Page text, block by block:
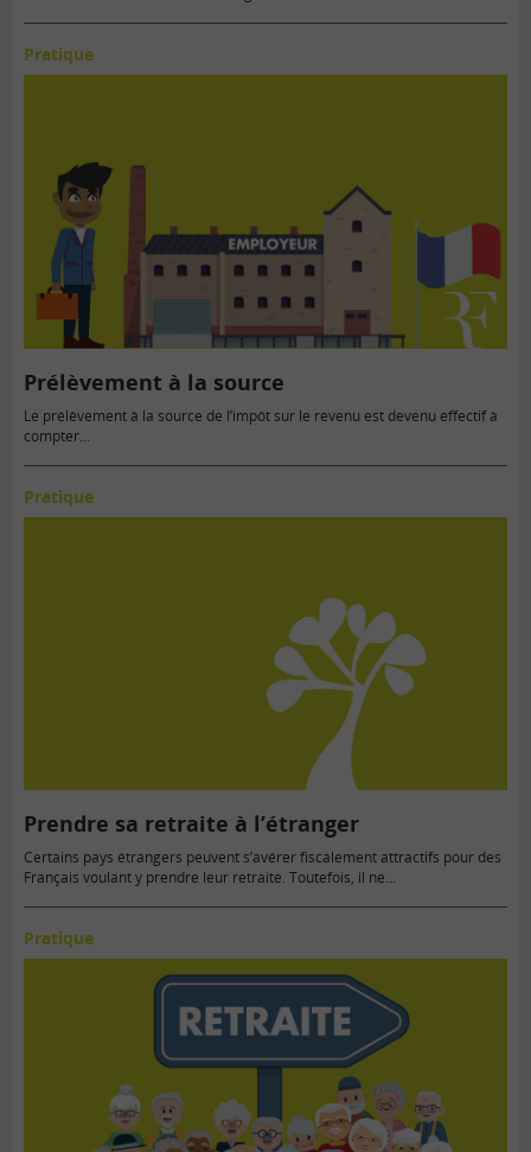
Pratique
Prélèvement à la source
Le prélèvement à la source de l’impôt sur le revenu est devenu effectif à
compter...
Pratique
Prendre sa retraite à l’étranger
Certains pays étrangers peuvent s’avérer fiscalement attractifs pour des
Français voulant y prendre leur retraite. Toutefois, il ne…
Pratique